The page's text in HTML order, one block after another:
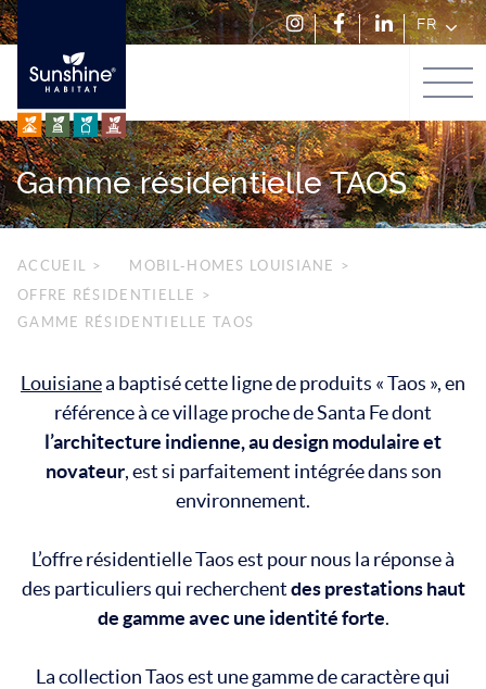
nous sur
LinkedIn
FR
Passer
au
contenu
Menu
principal
Gamme résidentielle TAOS
ACCUEIL > MOBIL-HOMES LOUISIANE >
OFFRE RÉSIDENTIELLE >
GAMME RÉSIDENTIELLE TAOS
Louisianea baptisé cette ligne de produits « Taos », en
référence à ce village proche de Santa Fe dont
l’architecture indienne, au design modulaire et
novateur, est si parfaitement intégrée dans son
environnement.
L’offre résidentielle Taos est pour nous la réponse à
des particuliers qui recherchentdes prestations haut
de gamme avec une identité forte.
La collection Taos est une gamme de caractère qui